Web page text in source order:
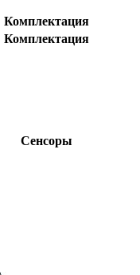
Комплектация
Комплектация
Сенсоры